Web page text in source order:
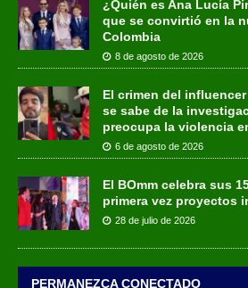
¿Quién es Ana Lucía
que se convirtió en la
Colombia
8 de agosto de 2026
El crimen del
se sabe de la
preocupa la violencia
6 de agosto de 2026
El BOmm celebra sus
primera vez proyectos
28 de julio de 2026
PERMANEZCA CONECTADO